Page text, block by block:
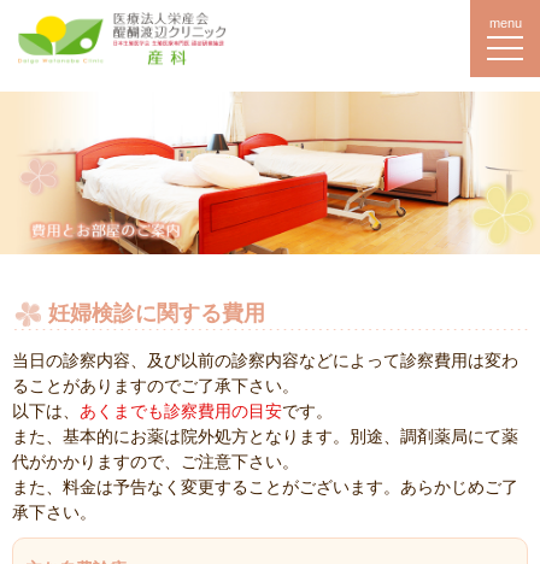
menu
妊婦検診に関する費用
当日の診察内容、及び以前の診察内容などによって診察費用は変わ
ることがありますのでご了承下さい。
以下は、 あくまでも診察費用の目安です。
また、基本的にお薬は院外処方となります。別途、調剤薬局にて薬
代がかかりますので、ご注意下さい。
また、料金は予告なく変更することがございます。あらかじめご了
承下さい。